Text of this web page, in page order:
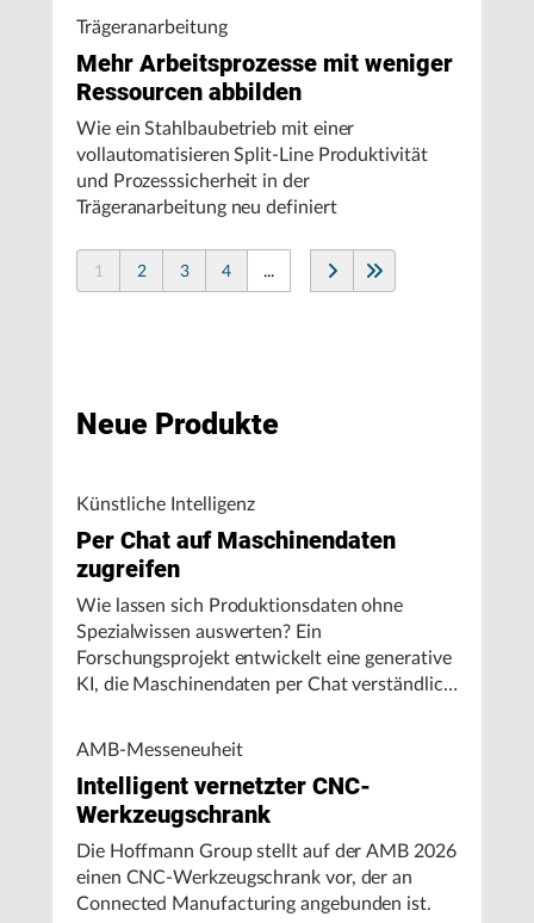
Trägeranarbeitung
Mehr Arbeitsprozesse mit weniger
Ressourcen abbilden
Wie ein Stahlbaubetrieb mit einer
vollautomatisieren Split-Line Produktivität
und Prozesssicherheit in der
Trägeranarbeitung neu definiert
1 2 3 4 ...
Neue Produkte
Künstliche Intelligenz
Per Chat auf Maschinendaten
zugreifen
Wie lassen sich Produktionsdaten ohne
Spezialwissen auswerten? Ein
Forschungsprojekt entwickelt eine generative
KI, die Maschinendaten per Chat verständlich
AMB-Messeneuheit
Intelligent vernetzter CNC-
Werkzeugschrank
Die Hoffmann Group stellt auf der AMB 2026
einen CNC-Werkzeugschrank vor, der an
Connected Manufacturing angebunden ist.